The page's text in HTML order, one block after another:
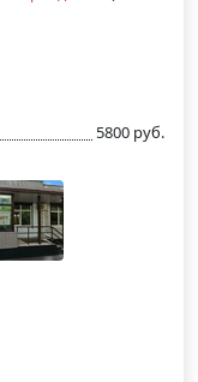
5800 руб.